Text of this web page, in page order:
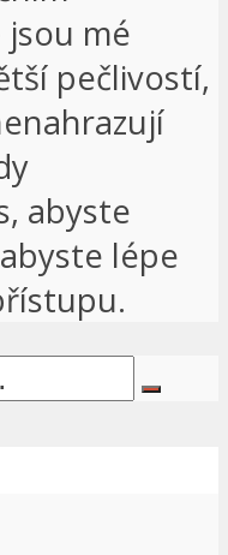
mé
pečlivostí,
abyste
lépe